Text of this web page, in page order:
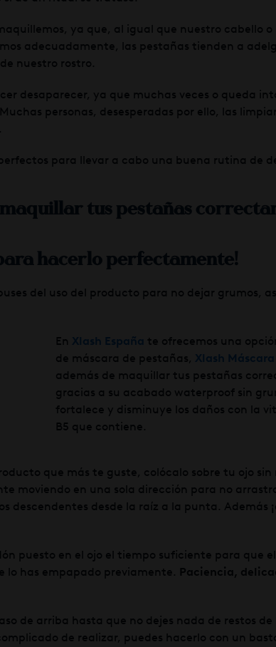
ya que, al igual que nuestro cabello
adecuadamente, las pestañas tienden a
nuestro rostro.
desaparecer, ya que muchas veces o queda
personas, desesperadas por ello, las
para llevar a cabo una buena rutina de
tus pestañas
hacerlo perfectamente!
del uso del producto para no dejar grumos,
En Xlash España te ofrecemos una
de máscara de pestañas, Xlash Máscara
además de maquillar tus pestañas
gracias a su acabado waterproof sin
fortalece y disminuye los daños con la
B5 que contiene.
que más te guste, colócalo sobre tu ojo
moviendo en una sola dirección para no
descendentes desde la raíz a la punta. Además
puesto en el ojo el tiempo suficiente para que
lo has empapado previamente. Paciencia,
de arriba hasta que no dejes nada de restos de
de realizar, puedes hacerlo con un